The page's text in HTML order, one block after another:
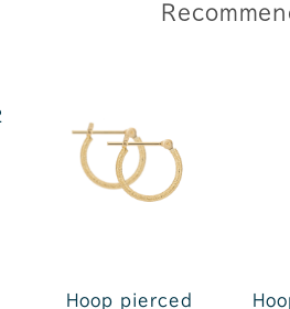
Hoop pierced